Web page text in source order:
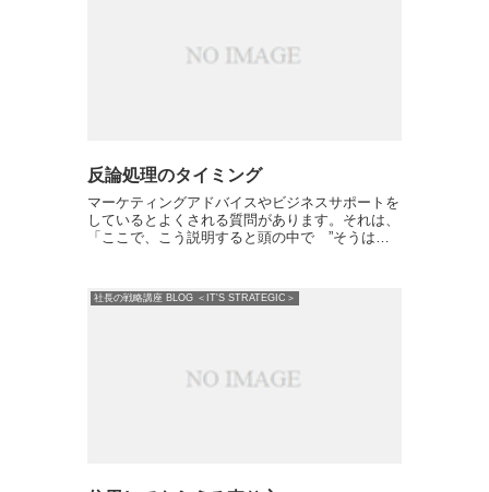
反論処理のタイミング
マーケティングアドバイスやビジネスサポートを
しているとよくされる質問があります。それは、
「ここで、こう説明すると頭の中で ”そうは言
しても、 ”自分には...
社長の戦略講座 BLOG ＜IT'S STRATEGIC＞